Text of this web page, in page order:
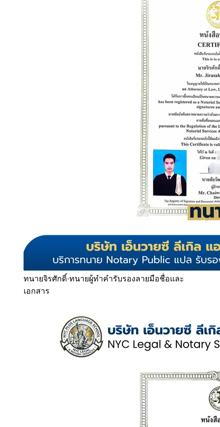
ทนายจิรศักดิ์·ทนายผู้ทำคำรับรองลายมือชื่อและ
เอกสาร